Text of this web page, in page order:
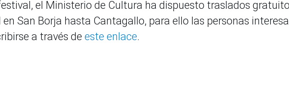
el Ministerio de Cultura ha dispuesto traslados
San Borja hasta Cantagallo, para ello las personas
a través de este enlace.